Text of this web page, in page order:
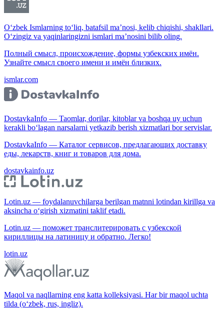
O‘zbek Ismlarning to‘liq, batafsil ma’nosi, kelib chiqishi, shakllari.
O‘zingiz va yaqinlaringizni ismlari ma’nosini bilib oling.
Полный смысл, происхождение, формы узбекских имён.
Узнайте смысл своего имени и имён близких.
ismlar.com
DostavkaInfo — Taomlar, dorilar, kitoblar va boshqa uy uchun
kerakli bo‘lagan narsalarni yetkazib berish xizmatlari bor servislar.
DostavkaInfo — Каталог сервисов, предлагающих доставку
еды, лекарств, книг и товаров для дома.
dostavkainfo.uz
Lotin.uz — foydalanuvchilarga berilgan matnni lotindan kirillga va
aksincha o‘girish xizmatini taklif etadi.
Lotin.uz — поможет транслитерировать с узбекской
кириллицы на латиницу и обратно. Легко!
lotin.uz
Maqol va naqllarning eng katta kolleksiyasi. Har bir maqol uchta
tilda (o‘zbek, rus, ingliz).